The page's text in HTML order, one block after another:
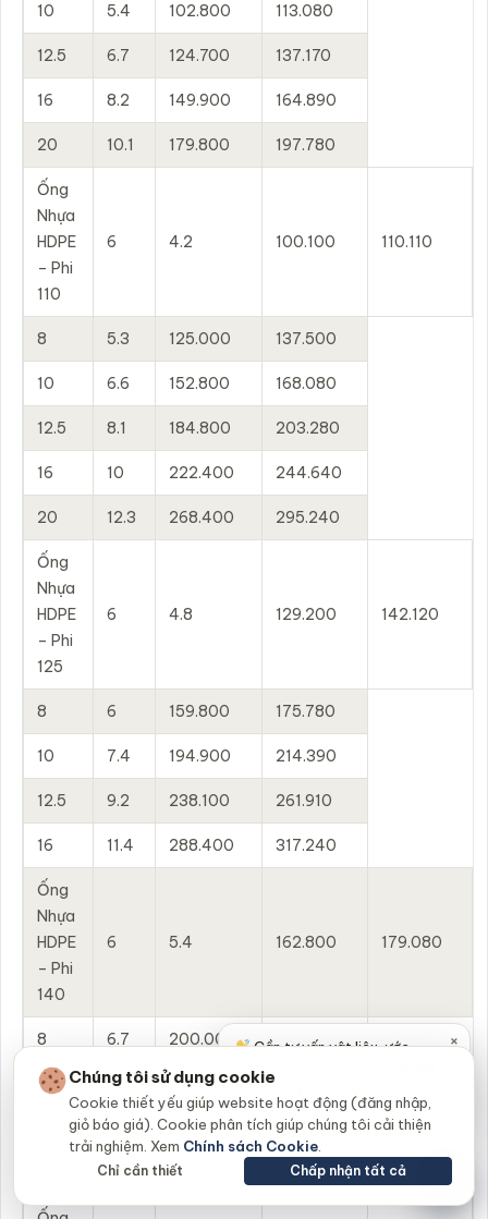
10 5.4 102.800 113.080
12.5 6.7 124.700 137.170
16 8.2 149.900 164.890
20 10.1 179.800 197.780
Ống
Nhựa
HDPE
– Phi
110
6 4.2 100.100 110.110
8 5.3 125.000 137.500
10 6.6 152.800 168.080
12.5 8.1 184.800 203.280
16 10 222.400 244.640
20 12.3 268.400 295.240
Ống
Nhựa
HDPE
– Phi
125
6 4.8 129.200 142.120
8 6 159.800 175.780
10 7.4 194.900 214.390
12.5 9.2 238.100 261.910
16 11.4 288.400 317.240
Ống
Nhựa
HDPE
– Phi
140
6 5.4 162.800 179.080
8 6.7 200.000 220.000
10 8.3 244.700
10.3 298.200 328.020
12.7 359.400 395.340
×
Cần tư vấn vật liệu, ước
lượng khối lượng? Nhắn
Vân Nguyễn
nhé!
Chúng tôi sử dụng cookie
Cookie thiết yếu giúp website hoạt động (đăng nhập,
giỏ báo giá). Cookie phân tích giúp chúng tôi cải thiện
trải nghiệm. Xem Chính sách Cookie.
Chỉ cần thiết Chấp nhận tất cả